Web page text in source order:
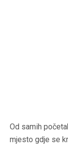
Od samih
mjesto gdje se